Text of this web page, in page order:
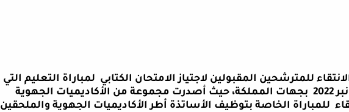
للمترشحين المقبولين لاجتياز الامتحان الكتابي لمباراة التعليم التي
2022 بجهات المملكة، حيث أصدرت مجموعة من الأكاديميات الجهوية
للمباراة الخاصة بتوظيف الأساتذة أطر الأكاديميات الجهوية والملحقين